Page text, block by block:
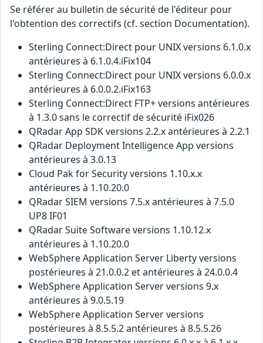
Se référer au bulletin de sécurité de l'éditeur pour
l'obtention des correctifs (cf. section Documentation).
Sterling Connect:Direct pour UNIX versions 6.1.0.x
antérieures à 6.1.0.4.iFix104
Sterling Connect:Direct pour UNIX versions 6.0.0.x
antérieures à 6.0.0.2.iFix163
Sterling Connect:Direct FTP+ versions antérieures
à 1.3.0 sans le correctif de sécurité iFix026
QRadar App SDK versions 2.2.x antérieures à 2.2.1
QRadar Deployment Intelligence App versions
antérieures à 3.0.13
Cloud Pak for Security versions 1.10.x.x
antérieures à 1.10.20.0
QRadar SIEM versions 7.5.x antérieures à 7.5.0
UP8 IF01
QRadar Suite Software versions 1.10.12.x
antérieures à 1.10.20.0
WebSphere Application Server Liberty versions
postérieures à 21.0.0.2 et antérieures à 24.0.0.4
WebSphere Application Server versions 9.x
antérieures à 9.0.5.19
WebSphere Application Server versions
postérieures à 8.5.5.2 antérieures à 8.5.5.26